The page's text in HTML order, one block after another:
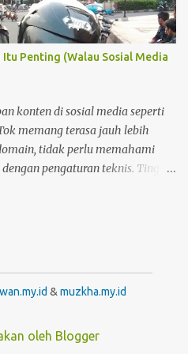
Penting (Walau Sosial Media
konten di sosial media seperti
memang terasa jauh lebih
tidak perlu memahami
pengaturan teknis. Tinggal
& muzkha.my.id
oleh Blogger